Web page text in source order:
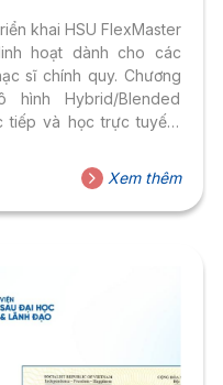
khai HSU FlexMaster
hoạt dành cho các
sĩ chính quy. Chương
Hybrid/Blended
tiếp và học trực tuyến,
sĩ trực tuyến – Xu
hướng học tập linh
mô hình đào tạo
Xem thêm